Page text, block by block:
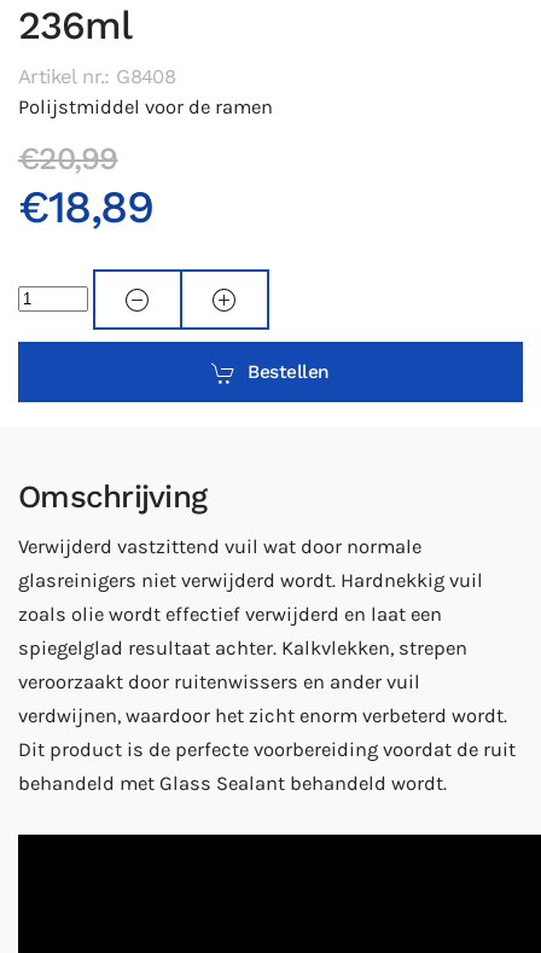
236ml
Artikel nr.: G8408
Polijstmiddel voor de ramen
€20,99
€18,89
Bestellen
Omschrijving
Verwijderd vastzittend vuil wat door normale
glasreinigers niet verwijderd wordt. Hardnekkig vuil
zoals olie wordt effectief verwijderd en laat een
spiegelglad resultaat achter. Kalkvlekken, strepen
veroorzaakt door ruitenwissers en ander vuil
verdwijnen, waardoor het zicht enorm verbeterd wordt.
Dit product is de perfecte voorbereiding voordat de ruit
behandeld met Glass Sealant behandeld wordt.